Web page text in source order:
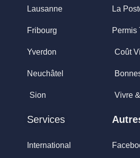
Lausanne
Fribourg
Yverdon
Neuchâtel
Sion
La
Permis
Coût
Vivre
Services
International